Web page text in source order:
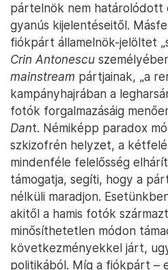
pártelnök nem határolódott
gyanús kijelentéseitől.
fiókpárt államelnök-jelöltet
Crin Antonescu
mainstream pártjainak, „a
kampányhajrában a
fotók forgalmazásáig
Dant. Némiképp paradox
szkizofrén helyzet, a kétfelé
mindenféle felelősség
támogatja, segíti, hogy a
nélküli maradjon.
akitől a hamis fotók
minősíthetetlen módon
következményekkel járt,
politikából. Míg a fiókpárt –